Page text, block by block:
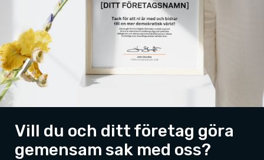
Vill du och ditt företag göra
gemensam sak med oss?